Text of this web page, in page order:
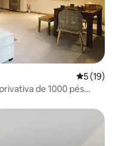
5 de uma
5 (19)
de 1000 pés